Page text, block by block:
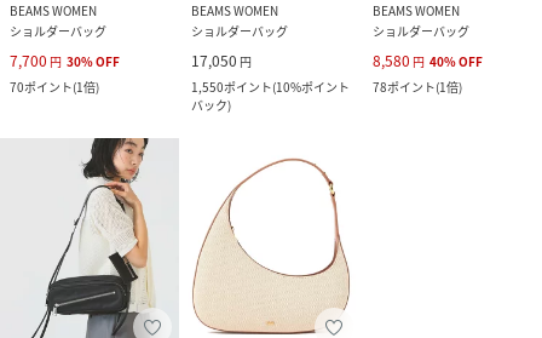
BEAMS WOMEN
ショルダーバッグ
7,700 円 30%OFF
70ポイント(1倍)
BEAMS WOMEN
ショルダーバッグ
17,050 円
1,550ポイント(10%ポイント
バック)
BEAMS WOMEN
ショルダーバッグ
8,580 円 40%OFF
78ポイント(1倍)